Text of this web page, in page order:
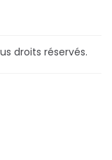
droits réservés.